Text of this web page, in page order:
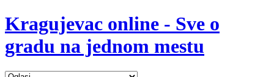
Kragujevac online - Sve o
gradu na jednom mestu